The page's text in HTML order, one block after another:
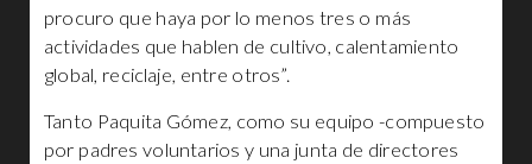
procuro que haya por lo menos tres o más
actividades que hablen de cultivo, calentamiento
global, reciclaje, entre otros”.
Tanto Paquita Gómez, como su equipo -compuesto
por padres voluntarios y una junta de directores